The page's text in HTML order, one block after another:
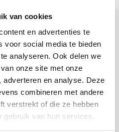
van cookies
en advertenties te
voor social media te bieden
analyseren. Ook delen we
onze site met onze
en analyse. Deze
combineren met andere
verstrekt of die ze hebben
gebruik van hun services.